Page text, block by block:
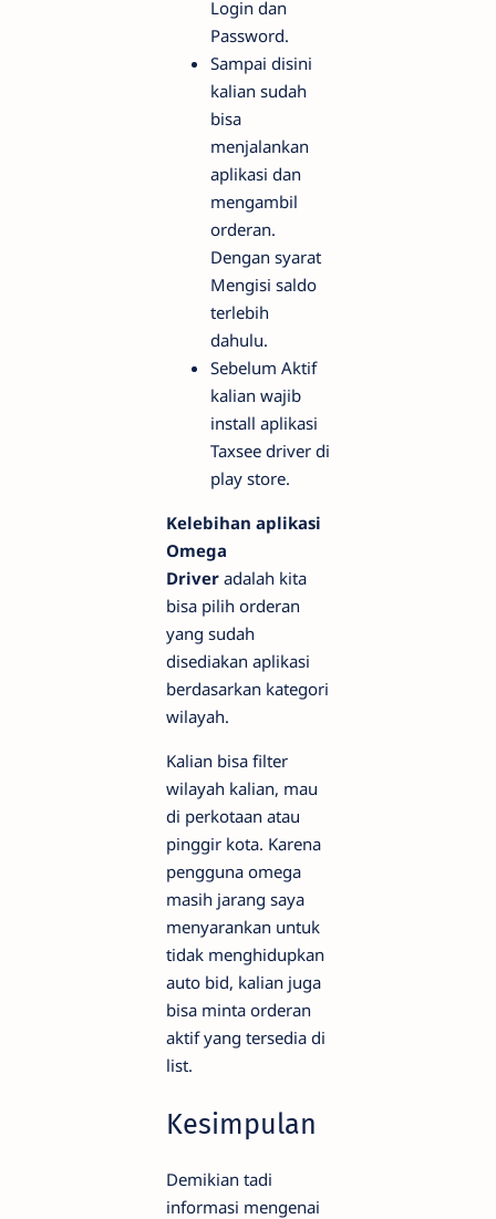
Login dan
Password.
Sampai disini
kalian sudah
bisa
menjalankan
aplikasi dan
mengambil
orderan.
Dengan syarat
Mengisi saldo
terlebih
dahulu.
Sebelum Aktif
kalian wajib
install aplikasi
Taxsee driver di
play store.
Kelebihan aplikasi
Omega
Driver adalah kita
bisa pilih orderan
yang sudah
disediakan aplikasi
berdasarkan kategori
wilayah.
Kalian bisa filter
wilayah kalian, mau
di perkotaan atau
pinggir kota. Karena
pengguna omega
masih jarang saya
menyarankan untuk
tidak menghidupkan
auto bid, kalian juga
bisa minta orderan
aktif yang tersedia di
list.
Kesimpulan
Demikian tadi
informasi mengenai